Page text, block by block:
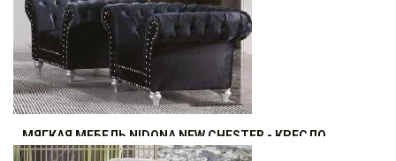
Скидка 10%
от 5140.8 р.
МЯГКАЯ МЕБЕЛЬ NIDONA NEW CHESTER - КРЕСЛО